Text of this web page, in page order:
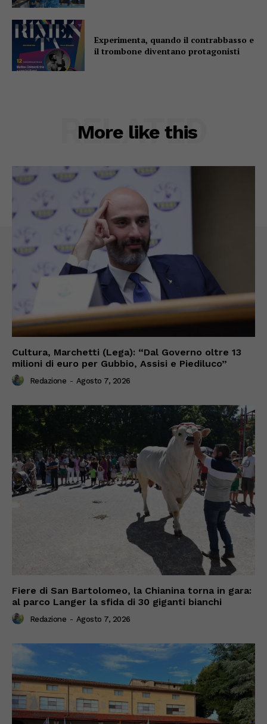
Experimenta, quando il contrabbasso e
il trombone diventano protagonisti
More like this
RELATED
Cultura, Marchetti (Lega): “Dal Governo oltre 13
milioni di euro per Gubbio, Assisi e Piediluco”
Redazione - Agosto 7, 2026
Fiere di San Bartolomeo, la Chianina torna in gara:
al parco Langer la sfida di 30 giganti bianchi
Redazione - Agosto 7, 2026